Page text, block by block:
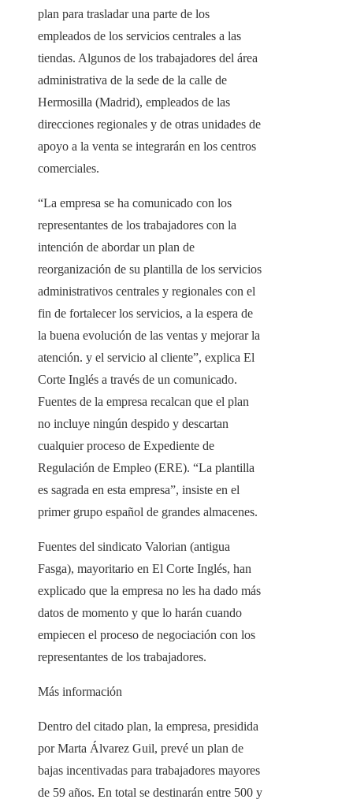
plan para trasladar una parte de los
empleados de los servicios centrales a las
tiendas. Algunos de los trabajadores del área
administrativa de la sede de la calle de
Hermosilla (Madrid), empleados de las
direcciones regionales y de otras unidades de
apoyo a la venta se integrarán en los centros
comerciales.
“La empresa se ha comunicado con los
representantes de los trabajadores con la
intención de abordar un plan de
reorganización de su plantilla de los servicios
administrativos centrales y regionales con el
fin de fortalecer los servicios, a la espera de
la buena evolución de las ventas y mejorar la
atención. y el servicio al cliente”, explica El
Corte Inglés a través de un comunicado.
Fuentes de la empresa recalcan que el plan
no incluye ningún despido y descartan
cualquier proceso de Expediente de
Regulación de Empleo (ERE). “La plantilla
es sagrada en esta empresa”, insiste en el
primer grupo español de grandes almacenes.
Fuentes del sindicato Valorian (antigua
Fasga), mayoritario en El Corte Inglés, han
explicado que la empresa no les ha dado más
datos de momento y que lo harán cuando
empiecen el proceso de negociación con los
representantes de los trabajadores.
Más información
Dentro del citado plan, la empresa, presidida
por Marta Álvarez Guil, prevé un plan de
bajas incentivadas para trabajadores mayores
de 59 años. En total se destinarán entre 500 y